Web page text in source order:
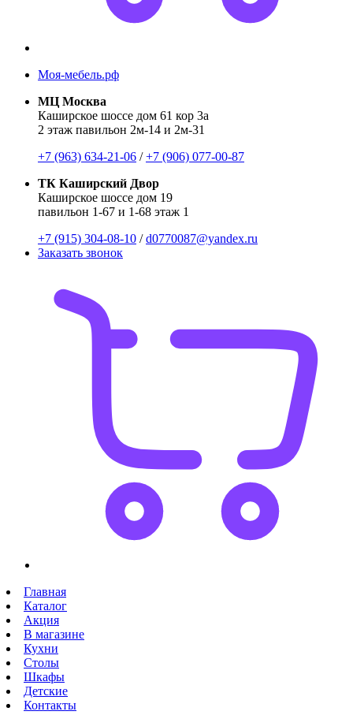
Моя-мебель.рф
МЦ Москва
Каширское шоссе дом 61 кор 3а
2 этаж павильон 2м-14 и 2м-31
+7 (963) 634-21-06 /+7 (906) 077-00-87
ТК Каширский Двор
Каширское шоссе дом 19
павильон 1-67 и 1-68 этаж 1
+7 (915) 304-08-10 /d0770087@yandex.ru
Заказать звонок
Главная
Каталог
Акция
В магазине
Кухни
Столы
Шкафы
Детские
Контакты